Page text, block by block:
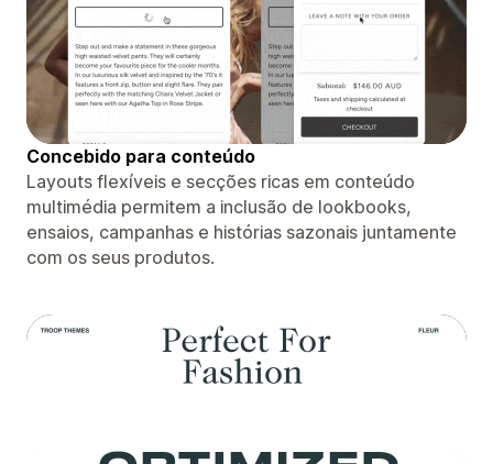
Concebido para conteúdo
Layouts flexíveis e secções ricas em conteúdo
multimédia permitem a inclusão de lookbooks,
ensaios, campanhas e histórias sazonais juntamente
com os seus produtos.